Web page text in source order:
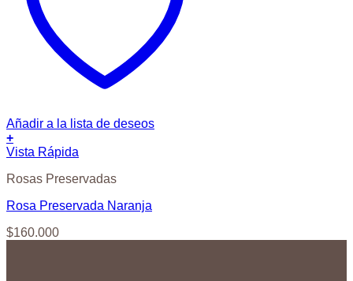
Añadir a la lista de deseos
+
Vista Rápida
Rosas Preservadas
Rosa Preservada Naranja
$160.000